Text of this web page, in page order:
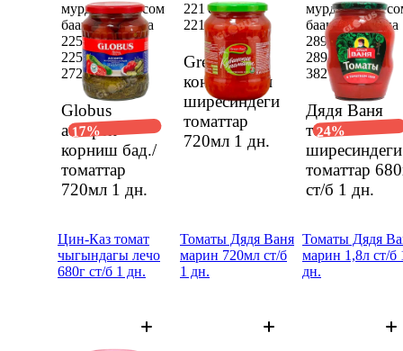
Globus
ассорти
корниш бад./
томаттар
720мл 1 дн.
мурдагы 272 сом
баанын ордуна
225,48 сом
225,48 сом
272 сом
17%
Green Ray
конс.өзүнүн
ширесиндеги
томаттар
720мл 1 дн.
221 сом
221 сом
Дядя Ваня
томат
ширесиндеги
томаттар
ст/б 1 дн.
мурдагы 382
баанын ордуна
289,47 сом
289,47 сом
382 сом
24%
Цин-Каз томат
чыгындагы лечо
680г ст/б 1 дн.
Томаты Дядя Ваня
марин 720мл ст/б
1 дн.
Томаты Дядя
марин 1,8л ст/б
дн.